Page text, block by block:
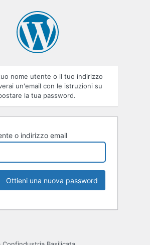
nome utente o il tuo indirizzo
un'email con le istruzioni su
la tua password.
o indirizzo email